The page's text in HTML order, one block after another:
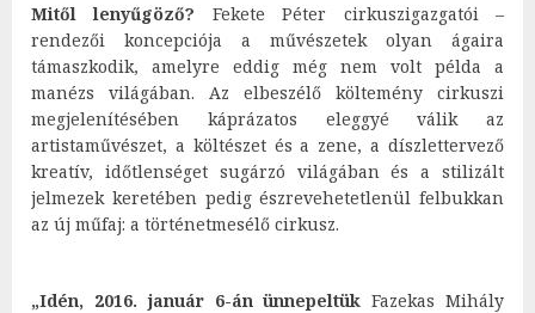
Mitől lenyűgöző? Fekete Péter cirkuszigazgatói –
rendezői koncepciója a művészetek olyan ágaira
támaszkodik, amelyre eddig még nem volt példa a
manézs világában. Az elbeszélő költemény cirkuszi
megjelenítésében káprázatos eleggyé válik az
artistaművészet, a költészet és a zene, a díszlettervező
kreatív, időtlenséget sugárzó világában és a stilizált
jelmezek keretében pedig észrevehetetlenül felbukkan
az új műfaj: a történetmesélő cirkusz.
„Idén, 2016. január 6-án ünnepeltük Fazekas Mihály